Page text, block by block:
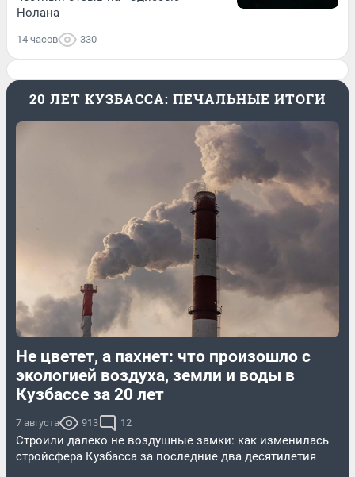
Нолана
14 часов 330
20 ЛЕТ КУЗБАССА: ПЕЧАЛЬНЫЕ ИТОГИ
Не цветет, а пахнет: что произошло с
экологией воздуха, земли и воды в
Кузбассе за 20 лет
7 августа 913 12
Строили далеко не воздушные замки: как изменилась
стройсфера Кузбасса за последние два десятилетия